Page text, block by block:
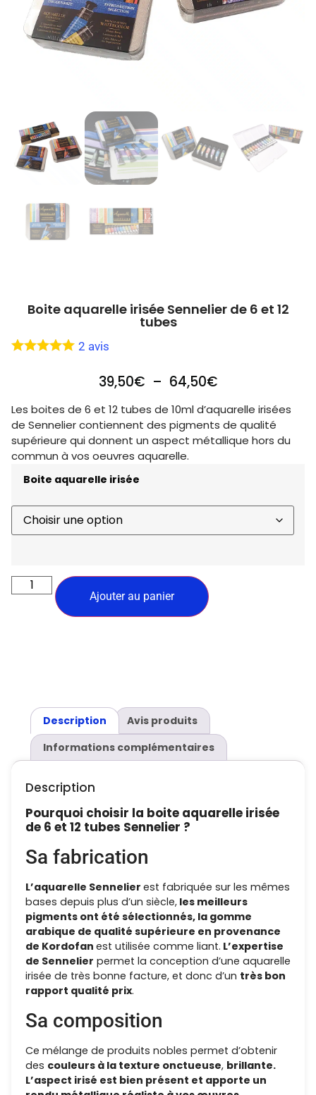
Boite aquarelle irisée Sennelier de 6 et 12
tubes
2 avis
39,50€ – 64,50€
Les boites de 6 et 12 tubes de 10ml d’aquarelle irisées
de Sennelier contiennent des pigments de qualité
supérieure qui donnent un aspect métallique hors du
commun à vos oeuvres aquarelle.
Boite aquarelle irisée
Ajouter au panier
Description
Avis produits
Informations complémentaires
Description
Pourquoi choisir la boite aquarelle irisée
de 6 et 12 tubes Sennelier ?
Sa fabrication
L’aquarelle Sennelier est fabriquée sur les mêmes
bases depuis plus d’un siècle, les meilleurs
pigments ont été sélectionnés, la gomme
arabique de qualité supérieure en provenance
de Kordofan est utilisée comme liant. L’expertise
de Sennelier permet la conception d’une aquarelle
irisée de très bonne facture, et donc d’un très bon
rapport qualité prix.
Sa composition
Ce mélange de produits nobles permet d’obtenir
des couleurs à la texture onctueuse, brillante.
L’aspect irisé est bien présent et apporte un